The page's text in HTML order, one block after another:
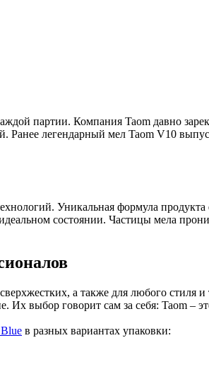
партии. Компания Taom давно
легендарный мел Taom V10
Уникальная формула
состоянии. Частицы мела
а также для любого
говорит сам за себя: Taom –
в разных вариантах упаковки: